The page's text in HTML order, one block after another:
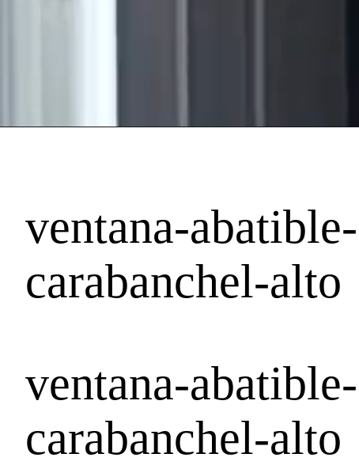
ventana-
carabanchel-alto
ventana-
carabanchel-alto